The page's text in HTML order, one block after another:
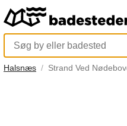
Halsnæs Strand Ved